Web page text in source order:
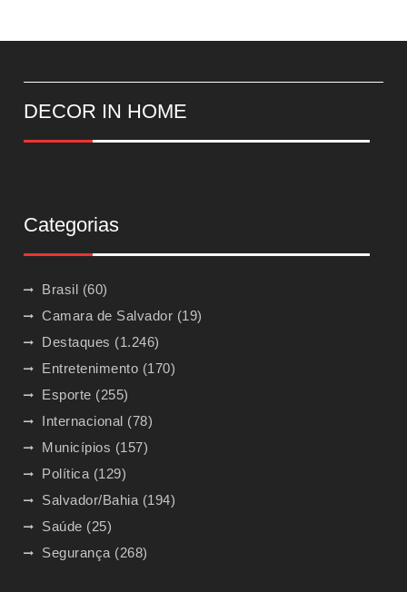
DECOR IN HOME
Categorias
Brasil (60)
Camara de Salvador (19)
Destaques (1.246)
Entretenimento (170)
Esporte (255)
Internacional (78)
Municípios (157)
Política (129)
Salvador/Bahia (194)
Saúde (25)
Segurança (268)